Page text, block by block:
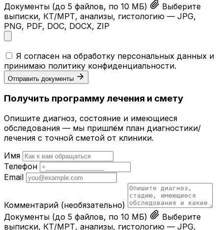
Документы (до 5 файлов, по 10 МБ)
Выберите
выписки, КТ/МРТ, анализы, гистологию — JPG,
PNG, PDF, DOC, DOCX, ZIP
Я согласен на обработку персональных данных и
принимаю политику конфиденциальности.
Отправить документы
Получить программу лечения и смету
Опишите диагноз, состояние и имеющиеся
обследования — мы пришлём план диагностики/
лечения с точной сметой от клиники.
Имя
Телефон
Email
Комментарий (необязательно)
Документы (до 5 файлов, по 10 МБ)
Выберите
выписки, КТ/МРТ, анализы, гистологию — JPG,